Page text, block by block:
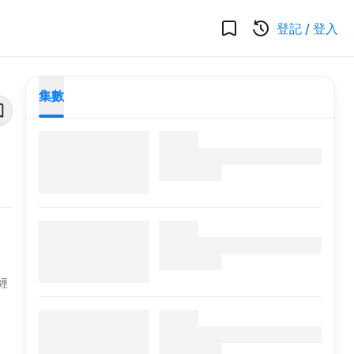
登記 / 登入
集數